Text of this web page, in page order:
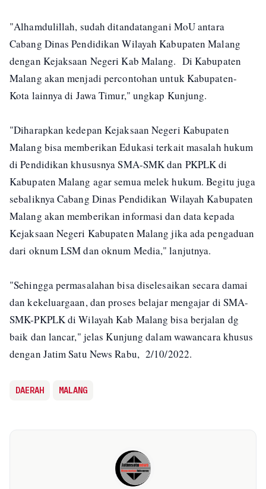
"Alhamdulillah, sudah ditandatangani MoU antara
Cabang Dinas Pendidikan Wilayah Kabupaten Malang
dengan Kejaksaan Negeri Kab Malang. Di Kabupaten
Malang akan menjadi percontohan untuk Kabupaten-
Kota lainnya di Jawa Timur," ungkap Kunjung.
"Diharapkan kedepan Kejaksaan Negeri Kabupaten
Malang bisa memberikan Edukasi terkait masalah hukum
di Pendidikan khususnya SMA-SMK dan PKPLK di
Kabupaten Malang agar semua melek hukum. Begitu juga
sebaliknya Cabang Dinas Pendidikan Wilayah Kabupaten
Malang akan memberikan informasi dan data kepada
Kejaksaan Negeri Kabupaten Malang jika ada pengaduan
dari oknum LSM dan oknum Media," lanjutnya.
"Sehingga permasalahan bisa diselesaikan secara damai
dan kekeluargaan, dan proses belajar mengajar di SMA-
SMK-PKPLK di Wilayah Kab Malang bisa berjalan dg
baik dan lancar," jelas Kunjung dalam wawancara khusus
dengan Jatim Satu News Rabu, 2/10/2022.
DAERAH MALANG